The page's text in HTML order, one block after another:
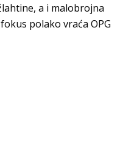
a i malobrojna
polako vraća OPG